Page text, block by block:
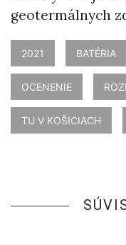
geotermálnych
2021 BATÉRIA
OCENENIE
TU V KOŠICIACH